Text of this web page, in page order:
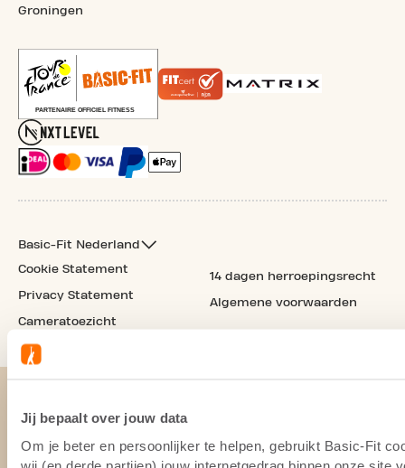
Jij bepaalt over jouw data
Om je beter en persoonlijker te helpen, gebruikt Basic-Fit
wij (en derde partijen) jouw internetgedrag binnen onze site
Groningen
Basic-Fit Nederland
Cookie Statement
Privacy Statement
Cameratoezicht
14 dagen herroepingsrecht
Algemene voorwaarden